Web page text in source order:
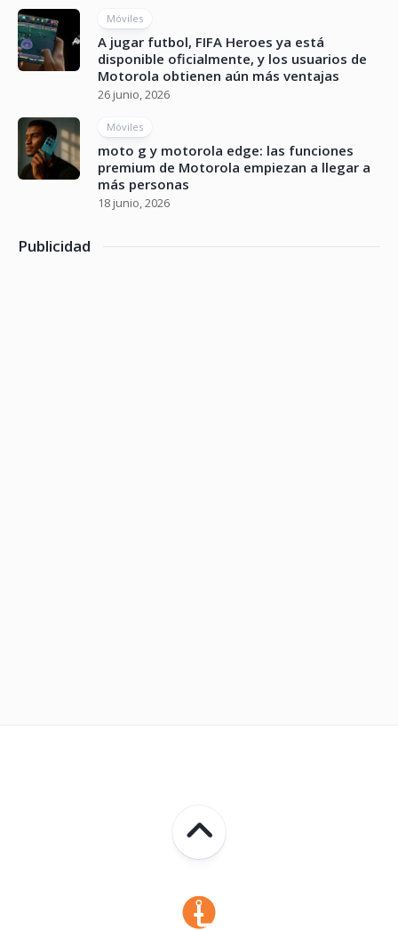
Móviles
A jugar futbol, FIFA Heroes ya está
disponible oficialmente, y los usuarios de
Motorola obtienen aún más ventajas
26 junio, 2026
Móviles
moto g y motorola edge: las funciones
premium de Motorola empiezan a llegar a
más personas
18 junio, 2026
Publicidad